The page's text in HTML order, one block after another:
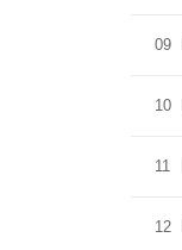
09
10
11
12